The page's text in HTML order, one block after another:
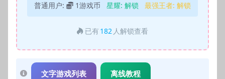
普通用户: 1游戏币 星耀: 解锁 最强王者: 解锁
已有 182 人解锁查看
文字游戏列表 离线教程